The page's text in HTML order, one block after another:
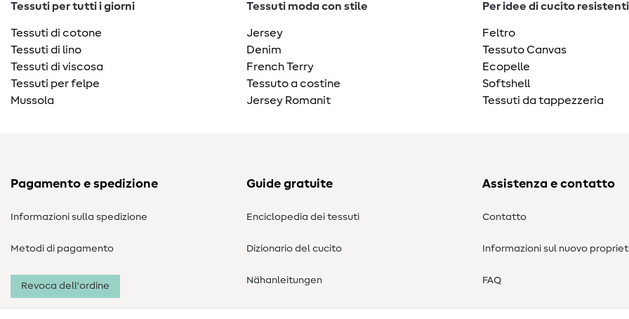
Tessuti per tutti i giorni
Tessuti di cotone
Tessuti di lino
Tessuti di viscosa
Tessuti per felpe
Mussola
Tessuti moda con stile
Jersey
Denim
French Terry
Tessuto a costine
Jersey Romanit
Per idee di cucito resistenti
Feltro
Tessuto Canvas
Ecopelle
Softshell
Tessuti da tappezzeria
Pagamento e spedizione
Informazioni sulla spedizione
Metodi di pagamento
Revoca dell'ordine
Guide gratuite
Enciclopedia dei tessuti
Dizionario del cucito
Nähanleitungen
Assistenza e contatto
Contatto
Informazioni sul nuovo
FAQ